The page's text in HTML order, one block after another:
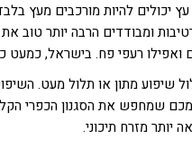
עץ יכולים להיות מורכבים מעץ
רטיבות ומבודדים הרבה יותר
רעפי פח. בישראל, כמעט
שיפוע מתון או תלול מעט.
שמחפש את הסגנון הכפרי
מזרח תיכוני.